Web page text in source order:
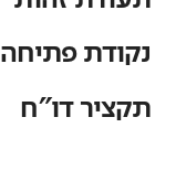
פיקוח
נקודת פתיחה
תקציר דו"ח